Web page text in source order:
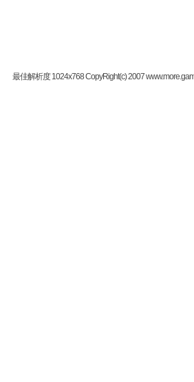
最佳解析度 1024x768 CopyRight(c) 2007